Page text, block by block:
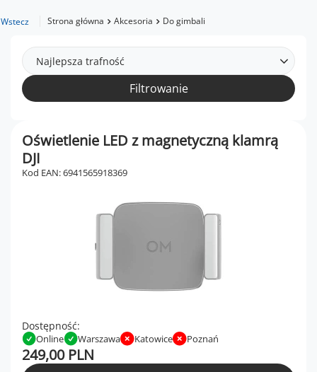
Wstecz Strona główna Akcesoria Do gimbali
Najlepsza trafność
Filtrowanie
Oświetlenie LED z magnetyczną klamrą
DJI
Kod EAN: 6941565918369
Dostępność:
Online Warszawa Katowice Poznań
249,00 PLN